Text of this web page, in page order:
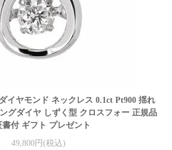
イヤモンド ネックレス 0.1ct Pt900 揺れ
グダイヤ しずく型 クロスフォー 正規品
書付 ギフト プレゼント
49,800円(税込)